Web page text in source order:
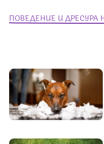
ПОВЕДЕНИЕ И ДРЕСУРА